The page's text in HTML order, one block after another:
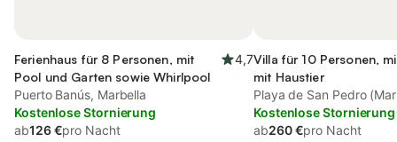
Ferienhaus für 8 Personen, mit
Pool und Garten sowie Whirlpool
4,7
Puerto Banús, Marbella
Kostenlose Stornierung
ab126 €pro Nacht
Villa für 10 Personen,
mit Haustier
Playa de San Pedro
Kostenlose Stornierung
ab260 €pro Nacht